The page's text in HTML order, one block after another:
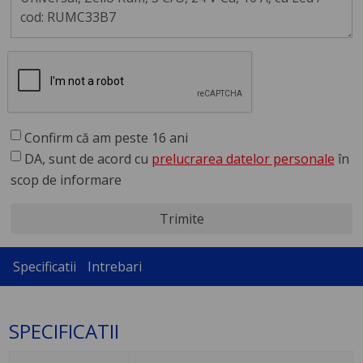
Confirm că am peste 16 ani
DA, sunt de acord cu prelucrarea datelor personale în
scop de informare
Trimite
Specificatii Intrebari
SPECIFICATII